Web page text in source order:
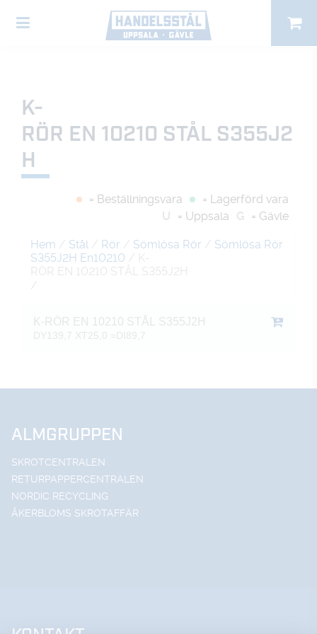
K-
RÖR EN 10210 STÅL S355J2
H
= Beställningsvara
= Lagerförd vara
U
= Uppsala G = Gävle
Hem / Stål / Rör / Sömlösa Rör / Sömlösa Rör
S355J2H En10210 / K-
RÖR EN 10210 STÅL S355J2H
/
K-RÖR EN 10210 STÅL S355J2H
DY139,7 XT25,0 =DI89,7
ALMGRUPPEN
SKROTCENTRALEN
RETURPAPPERCENTRALEN
NORDIC RECYCLING
ÅKERBLOMS SKROTAFFÄR